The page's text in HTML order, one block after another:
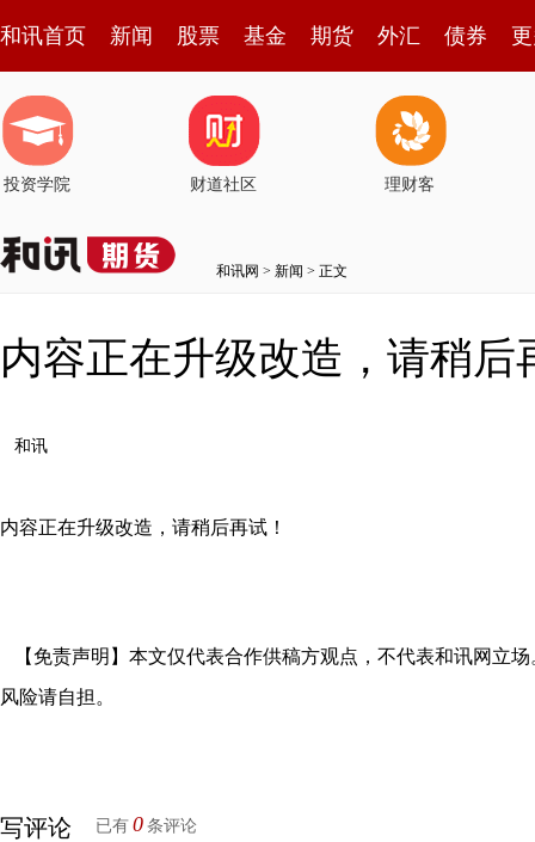
和讯首页 新闻 股票 基金 期货 外汇 债券
投资学院 财道社区 理财客
和讯网 > 新闻 > 正文
内容正在升级改造，请稍后
和讯
内容正在升级改造，请稍后再试！
【免责声明】本文仅代表合作供稿方观点，不代表和讯网立
风险请自担。
写评论 已有 0 条评论